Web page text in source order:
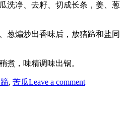
净、去籽、切成长条，姜、葱
煸炒出香味后，放猪蹄和盐同
，味精调味出锅。
, 苦瓜Leave a commenton